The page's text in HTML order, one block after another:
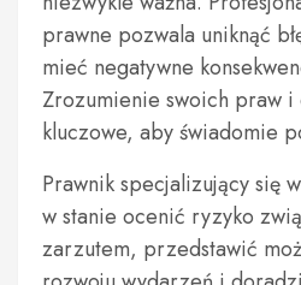
prawne pozwala uniknąć
mieć negatywne
Zrozumienie swoich praw
kluczowe, aby świadomie
Prawnik specjalizujący się
w stanie ocenić ryzyko
zarzutem, przedstawić